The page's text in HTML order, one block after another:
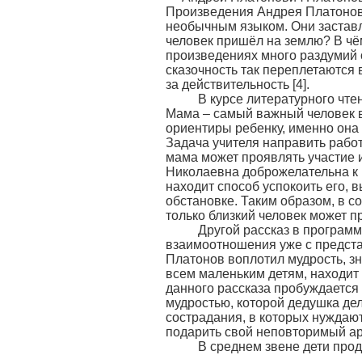
Произведения Андрея
необычным языком. Они
человек пришёл на землю? В
произведениях много раздумий
сказочность так
за действительность [4].
В курсе литературного
Мама – самый важный человек
ориентиры ребенку, именно
Задача учителя направить
мама может проявлять участие
Николаевна доброжелательна
находит способ успокоить его,
обстановке. Таким образом, в
только близкий человек может
Другой рассказ в
взаимоотношения уже с
Платонов воплотил мудрость,
всем маленьким детям,
данного рассказа
мудростью, которой дедушка
сострадания, в которых
подарить свой неповторимый
В среднем звене дети